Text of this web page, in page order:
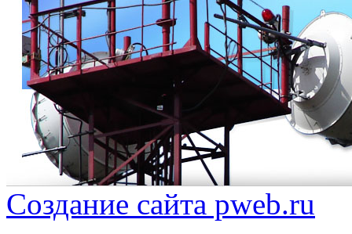
Создание сайта pweb.ru